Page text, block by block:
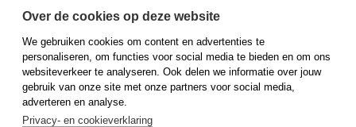
Koninklijke Boom uitgevers
Boom Psychologie
Boom Hoger Onderwijs
Over de cookies op deze website
We gebruiken cookies om content en advertenties te
personaliseren, om functies voor social media te bieden en om ons
websiteverkeer te analyseren. Ook delen we informatie over jouw
gebruik van onze site met onze partners voor social media,
adverteren en analyse.
Privacy- en cookieverklaring